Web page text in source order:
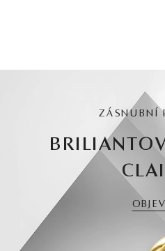
ZÁSNUBNÍ